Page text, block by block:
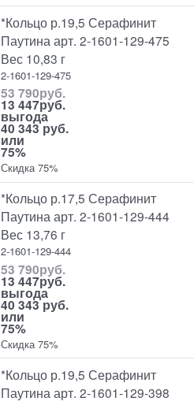
*Кольцо р.19,5 Серафинит
Паутина арт. 2-1601-129-475
Вес 10,83 г
2-1601-129-475
53 790руб.
13 447руб.
выгода
40 343 руб.
или
75%
Скидка 75%
*Кольцо р.17,5 Серафинит
Паутина арт. 2-1601-129-444
Вес 13,76 г
2-1601-129-444
53 790руб.
13 447руб.
выгода
40 343 руб.
или
75%
Скидка 75%
*Кольцо р.19,5 Серафинит
Паутина арт. 2-1601-129-398